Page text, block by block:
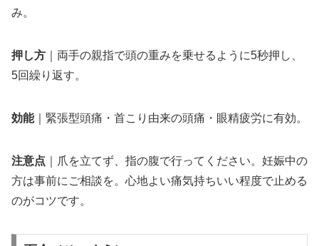
み。
押し方 ｜両手の親指で頭の重みを乗せるように5秒押し、
5回繰り返す。
効能｜緊張型頭痛・首こり由来の頭痛・眼精疲労に有効。
注意点 ｜爪を立てず、指の腹で行ってください。妊娠中の
方は事前にご相談を。心地よい痛気持ちいい程度で止める
のがコツです。